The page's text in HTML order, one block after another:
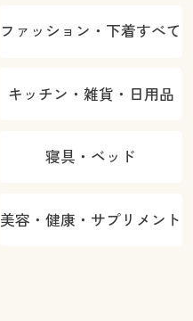
ファッション・下着すべて
キッチン・雑貨・日用品
寝具・ベッド
美容・健康・サプリメント